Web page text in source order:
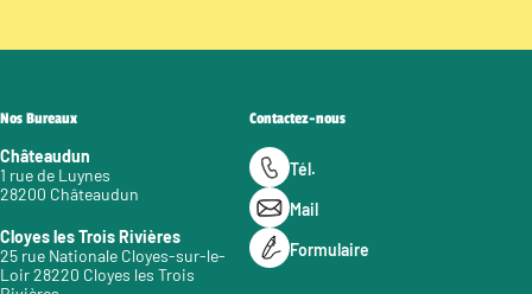
Nos Bureaux
Châteaudun
1 rue de Luynes
28200 Châteaudun
Cloyes les Trois Rivières
25 rue Nationale Cloyes-sur-le-
Loir 28220 Cloyes les Trois
Contactez-nous
Tél.
Mail
Formulaire